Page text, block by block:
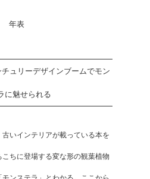
年表
ュリーデザインブームでモン
に魅せられる
いインテリアが載っている本を
ちに登場する変な形の観葉植物